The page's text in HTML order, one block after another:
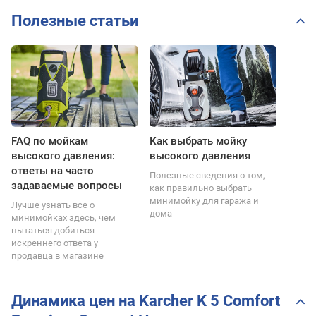
Полезные статьи
FAQ по мойкам
высокого давления:
ответы на часто
задаваемые вопросы
Лучше узнать все о
минимойках здесь, чем
пытаться добиться
искреннего ответа у
продавца в магазине
Как выбрать мойку
высокого давления
Полезные сведения о том,
как правильно выбрать
минимойку для гаража и
дома
Динамика цен на Karcher K 5 Comfort